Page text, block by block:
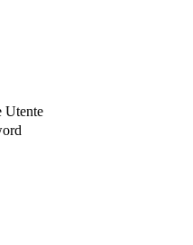
Utente